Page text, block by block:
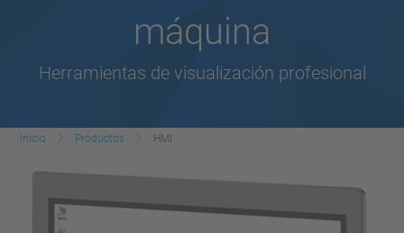
máquina
Herramientas de visualización profesional
Inicio Productos HMI